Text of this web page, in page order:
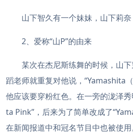
山下智久有一个妹妹，山下莉奈
2、爱称“山P”的由来
某次在杰尼斯练舞的时候，山下
蹈老师就重复对他说，“Yamashita
他应该要穿粉红色。在一旁的泷泽
ta Pink”，后来为了简单改成了
在新闻报道中和冠名节目中也被使用